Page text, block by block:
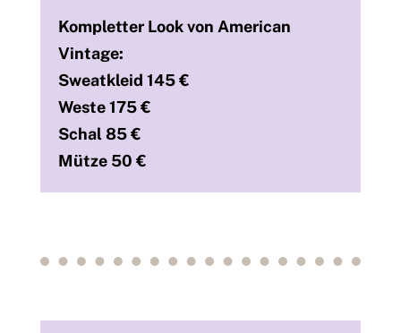
Kompletter Look von American
Vintage:
Sweatkleid 145 €
Weste 175 €
Schal 85 €
Mütze 50 €